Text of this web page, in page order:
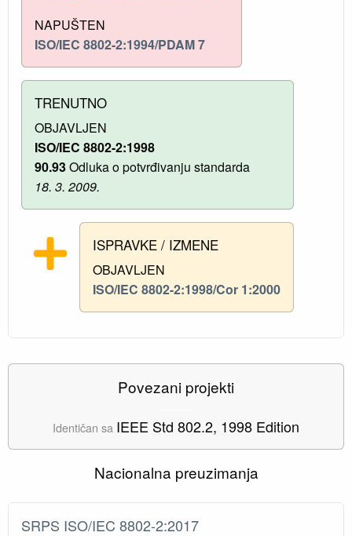
NAPUŠTEN
ISO/IEC 8802-2:1994/PDAM 7
TRENUTNO
OBJAVLJEN
ISO/IEC 8802-2:1998
90.93Odluka o potvrđivanju standarda
18. 3. 2009.
ISPRAVKE / IZMENE
OBJAVLJEN
ISO/IEC 8802-2:1998/Cor 1:2000
Povezani projekti
Identičan sa IEEE Std 802.2, 1998 Edition
Nacionalna preuzimanja
SRPS ISO/IEC 8802-2:2017